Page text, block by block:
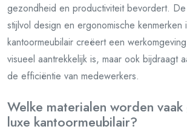
gezondheid en productiviteit bevordert. De
stijlvol design en ergonomische kenmerken
kantoormeubilair creëert een
visueel aantrekkelijk is, maar ook bijdraagt
de efficiëntie van medewerkers.
Welke materialen worden
luxe kantoormeubilair?